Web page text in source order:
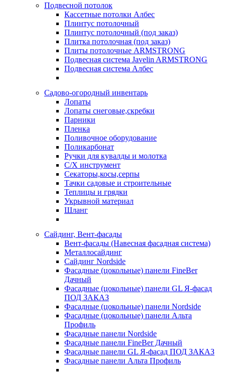
Подвесной потолок
Кассетные потолки Албес
Плинтус потолочный
Плинтус потолочный (под заказ)
Плитка потолочная (под заказ)
Плиты потолочные ARMSTRONG
Подвесная система Javelin ARMSTRONG
Подвесная система Албес
Садово-огородный инвентарь
Лопаты
Лопаты снеговые,скребки
Парники
Пленка
Поливочное оборудование
Поликарбонат
Ручки для кувалды и молотка
С/Х инструмент
Секаторы,косы,серпы
Тачки садовые и строительные
Теплицы и грядки
Укрывной материал
Шланг
Сайдинг, Вент-фасады
Вент-фасады (Навесная фасадная система)
Металлосайдинг
Сайдинг Nordside
Фасадные (цокольные) панели FineBer
Дачный
Фасадные (цокольные) панели GL Я-фасад
ПОД ЗАКАЗ
Фасадные (цокольные) панели Nordside
Фасадные (цокольные) панели Альта
Профиль
Фасадные панели Nordside
Фасадные панели FineBer Дачный
Фасадные панели GL Я-фасад ПОД ЗАКАЗ
Фасадные панели Альта Профиль